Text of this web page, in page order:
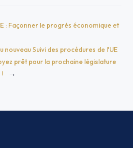
: Façonner le progrès économique et
nouveau Suivi des procédures de l'UE
prêt pour la prochaine législature
→